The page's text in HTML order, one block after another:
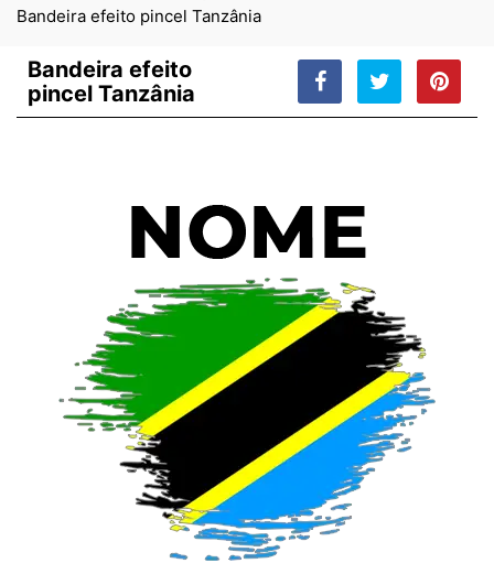
Bandeira efeito pincel Tanzânia
Bandeira efeito
pincel Tanzânia